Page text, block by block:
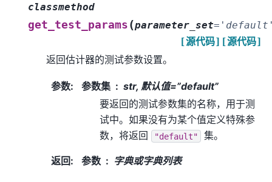
classmethod
get_test_params (parameter_set=
[源代码]
[源代码]
返回估计器的测试参数设置。
参数: 参数集
str, 默认值=”default”
要返回的测试参数集的名称，用于测
试中。如果没有为某个值定义特殊参
数，将返回
"default" 集。
返回: 参数 字典或字典列表